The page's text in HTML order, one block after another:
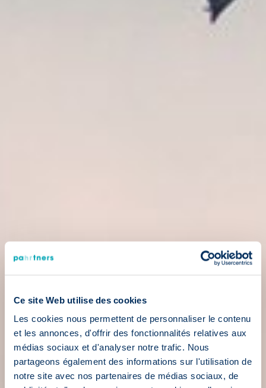
Ce site Web utilise des cookies
Les cookies nous permettent de personnaliser le contenu
et les annonces, d'offrir des fonctionnalités relatives aux
médias sociaux et d'analyser notre trafic. Nous
partageons également des informations sur l'utilisation de
notre site avec nos partenaires de médias sociaux, de